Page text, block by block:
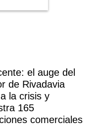
el auge del
de Rivadavia
la crisis y
165
comerciales